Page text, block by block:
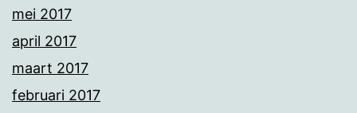
mei 2017
april 2017
maart 2017
februari 2017